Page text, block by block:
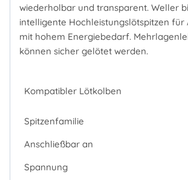
wiederholbar und transparent. Weller
intelligente Hochleistungslötspitzen für
mit hohem Energiebedarf.
können sicher gelötet werden.
Kompatibler Lötkolben
Spitzenfamilie
Anschließbar an
Spannung